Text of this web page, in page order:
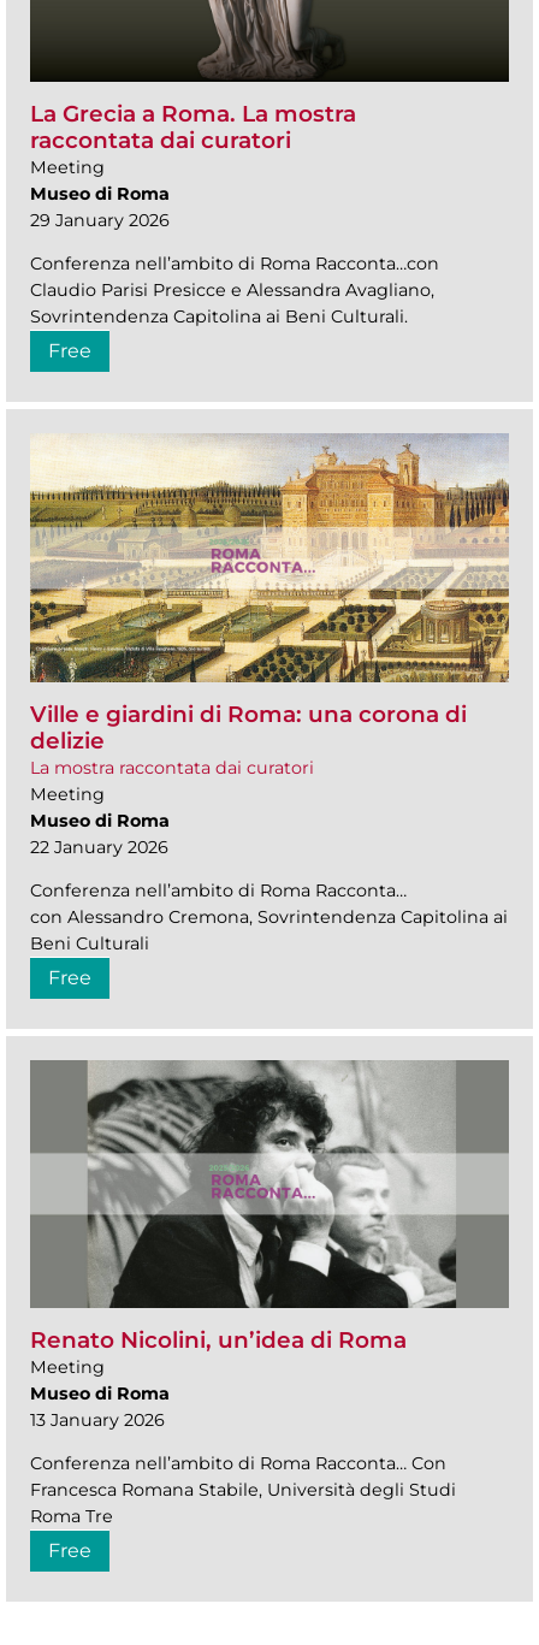
La Grecia a Roma. La mostra
raccontata dai curatori
Meeting
Museo di Roma
29 January 2026
Conferenza nell’ambito di Roma Racconta…con
Claudio Parisi Presicce e Alessandra Avagliano,
Sovrintendenza Capitolina ai Beni Culturali.
Free
Ville e giardini di Roma: una corona di
delizie
La mostra raccontata dai curatori
Meeting
Museo di Roma
22 January 2026
Conferenza nell’ambito di Roma Racconta…
con Alessandro Cremona, Sovrintendenza Capitolina ai
Beni Culturali
Free
Renato Nicolini, un’idea di Roma
Meeting
Museo di Roma
13 January 2026
Conferenza nell’ambito di Roma Racconta… Con
Francesca Romana Stabile, Università degli Studi
Roma Tre
Free